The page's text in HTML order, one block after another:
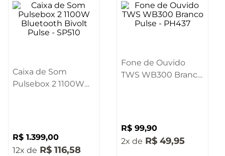
Caixa de Som
Pulsebox 2 1100W
R$ 1.399,00
12
R$ 116,58
Fone de Ouvido
TWS WB300 Branco
R$ 99,90
2
R$ 49,95